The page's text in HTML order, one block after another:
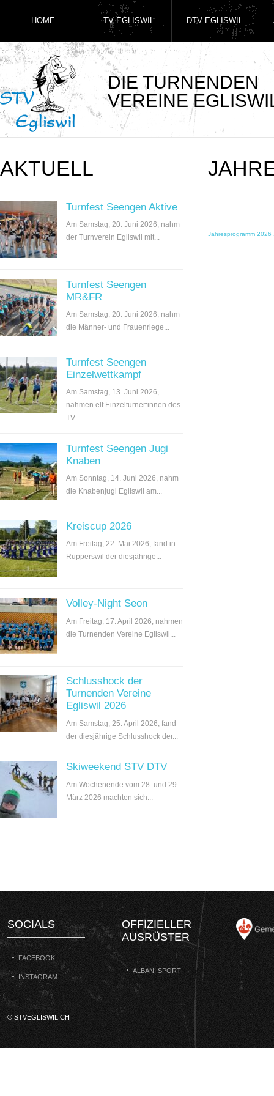
DIE TURNENDEN
VEREINE
HOME TV EGLISWIL DTV EGLISWIL
AKTUELL
Turnfest Seengen Aktive
Am Samstag, 20. Juni 2026, nahm
der Turnverein Egliswil mit...
Turnfest Seengen
MR&FR
Am Samstag, 20. Juni 2026, nahm
die Männer- und Frauenriege...
Turnfest Seengen
Einzelwettkampf
Am Samstag, 13. Juni 2026,
nahmen elf Einzelturner:innen des
TV...
Turnfest Seengen Jugi
Knaben
Am Sonntag, 14. Juni 2026, nahm
die Knabenjugi Egliswil am...
Kreiscup 2026
Am Freitag, 22. Mai 2026, fand in
Rupperswil der diesjährige...
Volley-Night Seon
Am Freitag, 17. April 2026, nahmen
die Turnenden Vereine Egliswil...
Schlusshock der
Turnenden Vereine
Egliswil 2026
Am Samstag, 25. April 2026, fand
der diesjährige Schlusshock der...
Skiweekend STV DTV
Am Wochenende vom 28. und 29.
März 2026 machten sich...
Jahresprogramm 2026
SOCIALS
FACEBOOK
INSTAGRAM
OFFIZIELLER
AUSRÜSTER
ALBANI SPORT
© STVEGLISWIL.CH